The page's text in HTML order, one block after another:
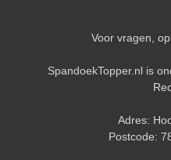
Voor vragen,
SpandoekTopper.nl is
Adres:
Postcode: